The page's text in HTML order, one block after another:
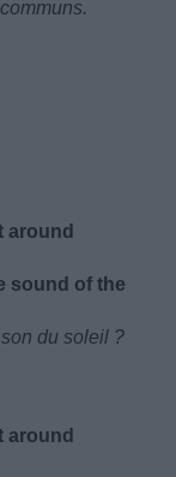
around
sound of the
du soleil ?
around